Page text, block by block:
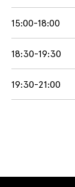
15:00-18:00
18:30-19:30
19:30-21:00